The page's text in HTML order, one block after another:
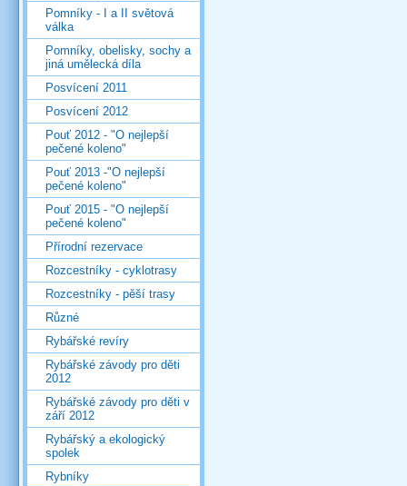
Pomníky - I a II světová
válka
Pomníky, obelisky, sochy a
jiná umělecká díla
Posvícení 2011
Posvícení 2012
Pouť 2012 - "O nejlepší
pečené koleno"
Pouť 2013 -"O nejlepší
pečené koleno"
Pouť 2015 - "O nejlepší
pečené koleno"
Přírodní rezervace
Rozcestníky - cyklotrasy
Rozcestníky - pěší trasy
Různé
Rybářské revíry
Rybářské závody pro děti
2012
Rybářské závody pro děti v
září 2012
Rybářský a ekologický
spolek
Rybníky